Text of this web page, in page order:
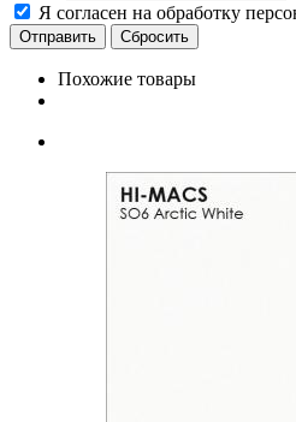
Я согласен на обработку
Сбросить
Похожие товары